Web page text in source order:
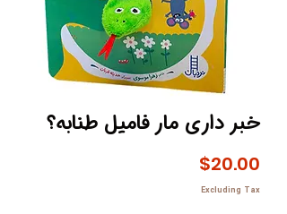
خبر داری مار فامیل طنابه؟
$20.00
Excluding Tax